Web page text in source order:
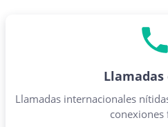
Llamadas
Llamadas internacionales
conexiones